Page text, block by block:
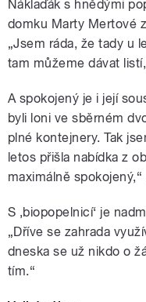
Náklaďák s hnědými
domku Marty Mertové
„Jsem ráda, že tady u
tam můžeme dávat
A spokojený je i její
byli loni ve sběrném
plné kontejnery. Tak
letos přišla nabídka z
maximálně spokojený,“
S ‚biopopelnicí‘ je
„Dříve se zahrada
dneska se už nikdo o
tím.“